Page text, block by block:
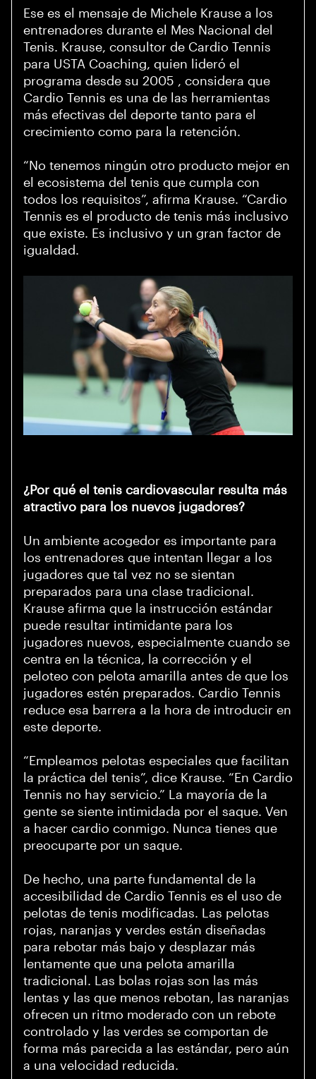
Ese es el mensaje de Michele Krause a los
entrenadores durante el Mes Nacional del
Tenis. Krause, consultor de Cardio Tennis
para USTA Coaching, quien lideró el
programa desde su 2005 , considera que
Cardio Tennis es una de las herramientas
más efectivas del deporte tanto para el
crecimiento como para la retención.
“No tenemos ningún otro producto mejor en
el ecosistema del tenis que cumpla con
todos los requisitos”, afirma Krause. “Cardio
Tennis es el producto de tenis más inclusivo
que existe. Es inclusivo y un gran factor de
igualdad.
¿Por qué el tenis cardiovascular resulta más
atractivo para los nuevos jugadores?
Un ambiente acogedor es importante para
los entrenadores que intentan llegar a los
jugadores que tal vez no se sientan
preparados para una clase tradicional.
Krause afirma que la instrucción estándar
puede resultar intimidante para los
jugadores nuevos, especialmente cuando se
centra en la técnica, la corrección y el
peloteo con pelota amarilla antes de que los
jugadores estén preparados. Cardio Tennis
reduce esa barrera a la hora de introducir en
este deporte.
“Empleamos pelotas especiales que facilitan
la práctica del tenis”, dice Krause. “En Cardio
Tennis no hay servicio.” La mayoría de la
gente se siente intimidada por el saque. Ven
a hacer cardio conmigo. Nunca tienes que
preocuparte por un saque.
De hecho, una parte fundamental de la
accesibilidad de Cardio Tennis es el uso de
pelotas de tenis modificadas. Las pelotas
rojas, naranjas y verdes están diseñadas
para rebotar más bajo y desplazar más
lentamente que una pelota amarilla
tradicional. Las bolas rojas son las más
lentas y las que menos rebotan, las naranjas
ofrecen un ritmo moderado con un rebote
controlado y las verdes se comportan de
forma más parecida a las estándar, pero aún
a una velocidad reducida.